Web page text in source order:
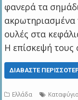
φανερά τα
ακρωτηριασμένα
ουλές στα
Η επίσκεψή
ΔΙΑΒΆΣΤΕ
Ελλάδα